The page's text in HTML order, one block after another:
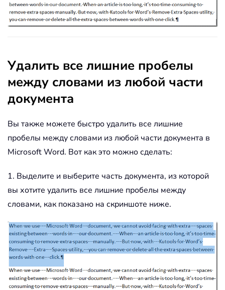
Удалить все лишние пробелы
между словами из любой части
документа
Вы также можете быстро удалить все лишние
пробелы между словами из любой части документа в
Microsoft Word. Вот как это можно сделать:
1. Выделите и выберите часть документа, из которой
вы хотите удалить все лишние пробелы между
словами, как показано на скриншоте ниже.